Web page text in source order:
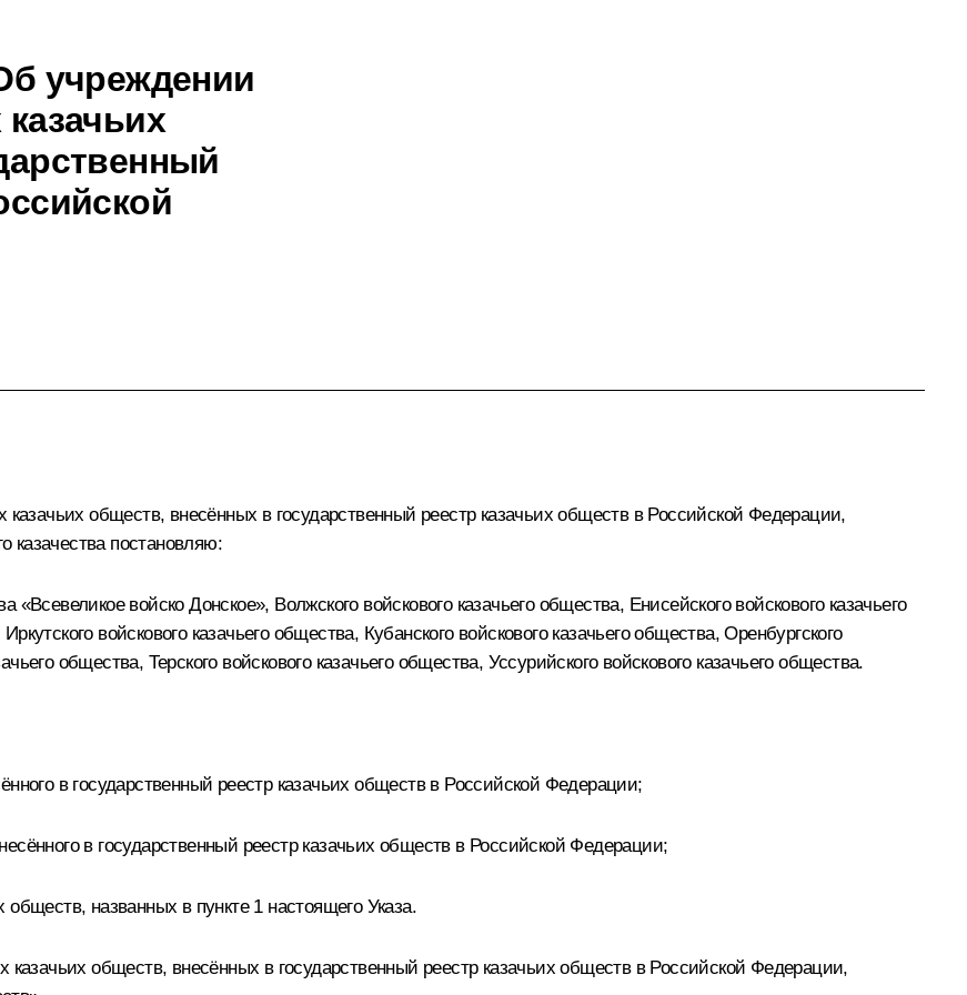
учреждении
обществ, внесённых в государственный реестр казачьих обществ в Российской Федерации,
казачества постановляю:
войско Донское», Волжского войскового казачьего общества, Енисейского войскового казачьего
войскового казачьего общества, Кубанского войскового казачьего общества, Оренбургского
общества, Терского войскового казачьего общества, Уссурийского войскового казачьего общества.
в государственный реестр казачьих обществ в Российской Федерации;
в государственный реестр казачьих обществ в Российской Федерации;
названных в пункте 1 настоящего Указа.
казачьих обществ, внесённых в государственный реестр казачьих обществ в Российской Федерации,